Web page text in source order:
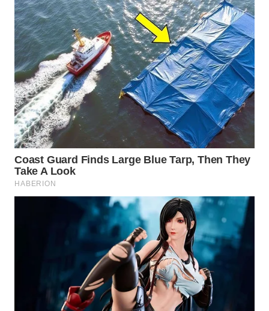
WAHANA
TANI
WAHANA
ADVOKAT
WAHANA
INFRASTRUKTUR
WAHANA
KONSUMEN
WAHANA
LISTRIK